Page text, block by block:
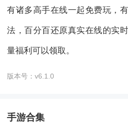
有诸多高手在线一起免费玩，
法，百分百还原真实在线的实
量福利可以领取。
奖励也会一直更新，随机大奖
最开心的方式，玩的时候亲情、
版本号：v6.1.0
手游合集